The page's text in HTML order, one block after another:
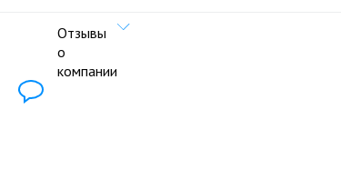
Отзывы
о
компании